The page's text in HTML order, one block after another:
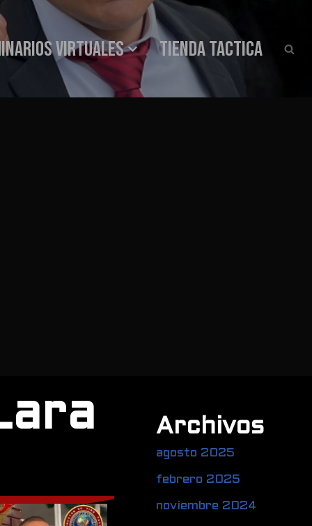
VIRTUALES Tienda Tactica
Archivos
agosto 2025
febrero 2025
noviembre 2024